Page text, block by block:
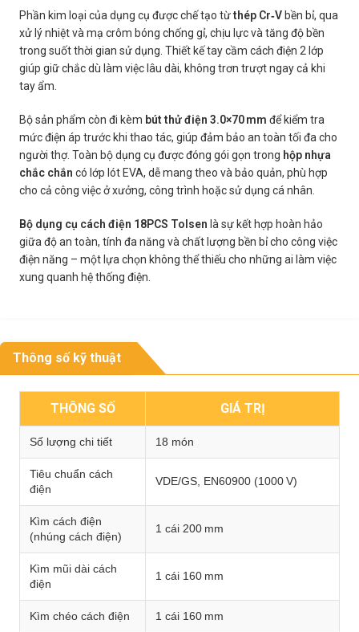
Phần kim loại của dụng cụ được chế tạo từthép Cr‑V bền bỉ, qua
xử lý nhiệt và mạ crôm bóng chống gỉ, chịu lực và tăng độ bền
trong suốt thời gian sử dụng. Thiết kế tay cầm cách điện 2 lớp
giúp giữ chắc dù làm việc lâu dài, không trơn trượt ngay cả khi
tay ẩm.
Bộ sản phẩm còn đi kèm bút thử điện 3.0×70 mm để kiểm tra
mức điện áp trước khi thao tác, giúp đảm bảo an toàn tối đa cho
người thợ. Toàn bộ dụng cụ được đóng gói gọn trong hộp nhựa
chắc chắn có lớp lót EVA, dễ mang theo và bảo quản, phù hợp
cho cả công việc ở xưởng, công trình hoặc sử dụng cá nhân.
Bộ dụng cụ cách điện 18PCS Tolsen là sự kết hợp hoàn hảo
giữa độ an toàn, tính đa năng và chất lượng bền bỉ cho công việc
điện năng – một lựa chọn không thể thiếu cho những ai làm việc
xung quanh hệ thống điện.
Thông số kỹ thuật
THÔNG SỐ GIÁ TRỊ
Số lượng chi tiết 18 món
Tiêu chuẩn cách
điện
VDE/GS, EN60900 (1000 V)
Kìm cách điện
(nhúng cách điện)
1 cái 200 mm
Kìm mũi dài cách
điện
1 cái 160 mm
Kìm chéo cách điện 1 cái 160 mm